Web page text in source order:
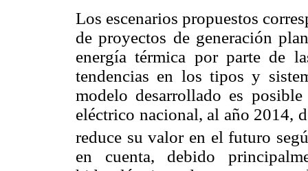
Los escenarios propuestos
de proyectos de generación
energía térmica por parte de
tendencias en los tipos y
modelo desarrollado es
eléctrico nacional, al año 2014,
reduce su valor en el futuro
en cuenta, debido